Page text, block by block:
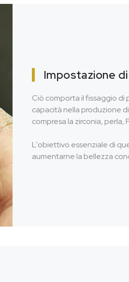
Impostazione
Ciò comporta il fissaggio di
capacità nella produzione
compresa la zirconia, perla,
L'obiettivo essenziale di
aumentarne la bellezza